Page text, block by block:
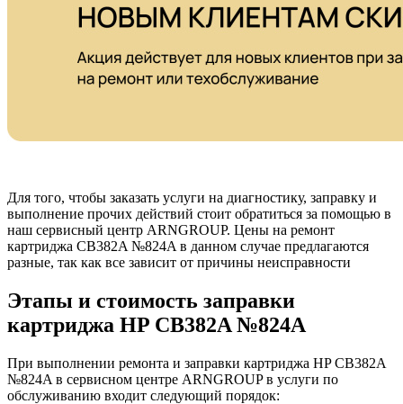
Для того, чтобы заказать услуги на диагностику, заправку и
выполнение прочих действий стоит обратиться за помощью в
наш сервисный центр ARNGROUP. Цены на ремонт
картриджа CB382A №824A в данном случае предлагаются
разные, так как все зависит от причины неисправности
Этапы и стоимость заправки
картриджа HP CB382A №824A
При выполнении ремонта и заправки картриджа HP CB382A
№824A в сервисном центре ARNGROUP в услуги по
обслуживанию входит следующий порядок: